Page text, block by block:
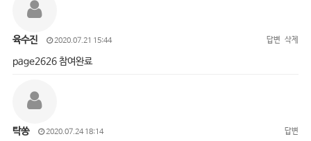
육수진 2020.07.21 15:44 답변 삭제
page2626 참여완료
탁쏭 2020.07.24 18:14 답변